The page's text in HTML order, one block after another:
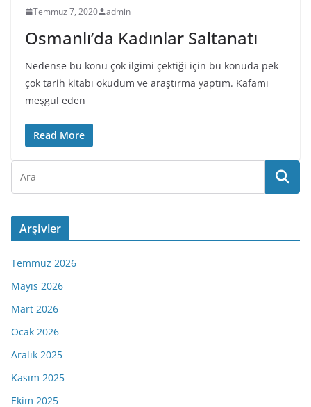
Temmuz 7, 2020 admin
Osmanlı’da Kadınlar Saltanatı
Nedense bu konu çok ilgimi çektiği için bu konuda pek
çok tarih kitabı okudum ve araştırma yaptım. Kafamı
meşgul eden
Read More
Arşivler
Temmuz 2026
Mayıs 2026
Mart 2026
Ocak 2026
Aralık 2025
Kasım 2025
Ekim 2025